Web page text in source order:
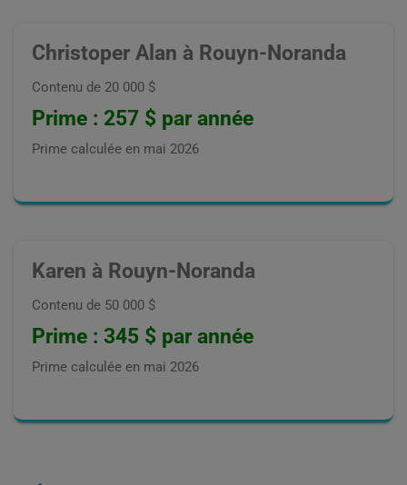
Christoper Alan à Rouyn-Noranda
Contenu de 20 000 $
Prime : 257 $ par année
Prime calculée en mai 2026
Karen à Rouyn-Noranda
Contenu de 50 000 $
Prime : 345 $ par année
Prime calculée en mai 2026